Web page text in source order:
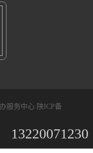
服务中心 陕ICP备
13220071230